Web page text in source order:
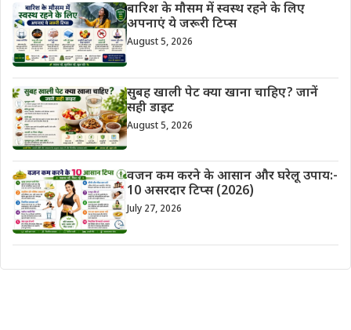
बारिश के मौसम में स्वस्थ रहने के लिए
अपनाएं ये जरूरी टिप्स
August 5, 2026
सुबह खाली पेट क्या खाना चाहिए? जानें
सही डाइट
August 5, 2026
वजन कम करने के आसान और घरेलू उपाय:-
10 असरदार टिप्स (2026)
July 27, 2026